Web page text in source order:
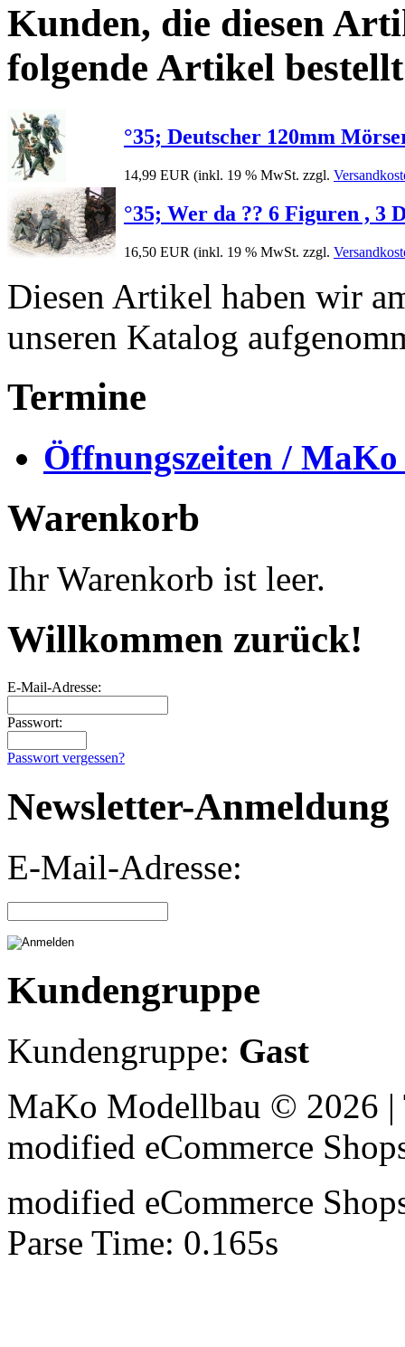
Kunden, die diesen
folgende Artikel
°35; Deutscher 120mm
14,99 EUR (inkl. 19 % MwSt. zzgl.
°35; Wer da ?? 6 Figuren , 3
16,50 EUR (inkl. 19 % MwSt. zzgl.
Diesen Artikel haben wir
unseren Katalog
Termine
Öffnungszeiten /
Warenkorb
Ihr Warenkorb ist leer.
Willkommen zurück!
E-Mail-Adresse:
Passwort:
Passwort vergessen?
Newsletter-Anmeldung
E-Mail-Adresse:
Kundengruppe
Kundengruppe: Gast
MaKo Modellbau © 2026
modified eCommerce
modified eCommerce
Parse Time: 0.165s